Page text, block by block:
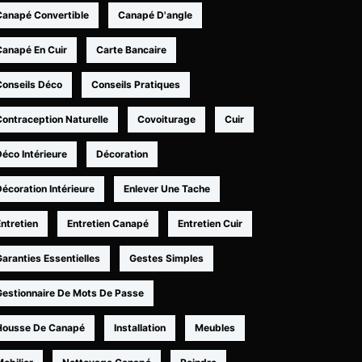
Convertible Canapé D'angle
En Cuir Carte Bancaire
Déco Conseils Pratiques
Naturelle Covoiturage Cuir
Intérieure Décoration
Intérieure Enlever Une Tache
Entretien Canapé Entretien Cuir
Essentielles Gestes Simples
De Mots De Passe
De Canapé Installation Meubles